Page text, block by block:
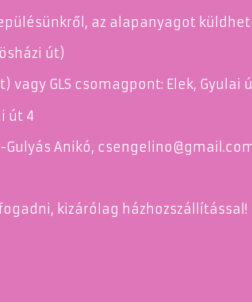
az alapanyagot
út)
vagy GLS csomagpont: Elek, Gyulai
út 4
Anikó, csengelino@
kizárólag házhozszállítással!